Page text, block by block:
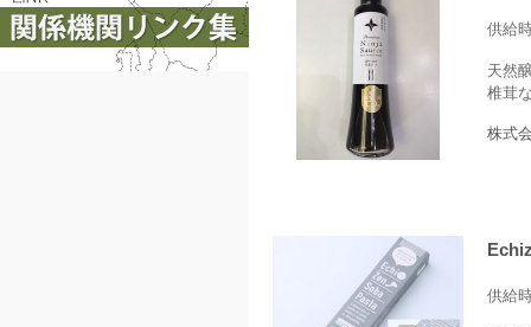
供給
天然
椎茸
株式
供給